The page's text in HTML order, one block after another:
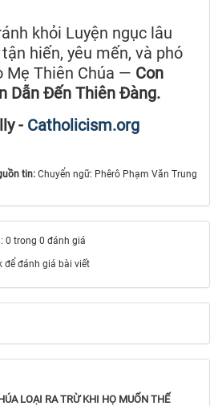
khỏi Luyện ngục lâu
hiến, yêu mến, và phó
Mẹ Thiên Chúa — Con
Dẫn Đến Thiên Đàng.
- Catholicism.org
tin: Chuyển ngữ: Phêrô Phạm Văn Trung
0 trong 0 đánh giá
để đánh giá bài viết
LOẠI RA TRỪ KHI HỌ MUỐN THẾ